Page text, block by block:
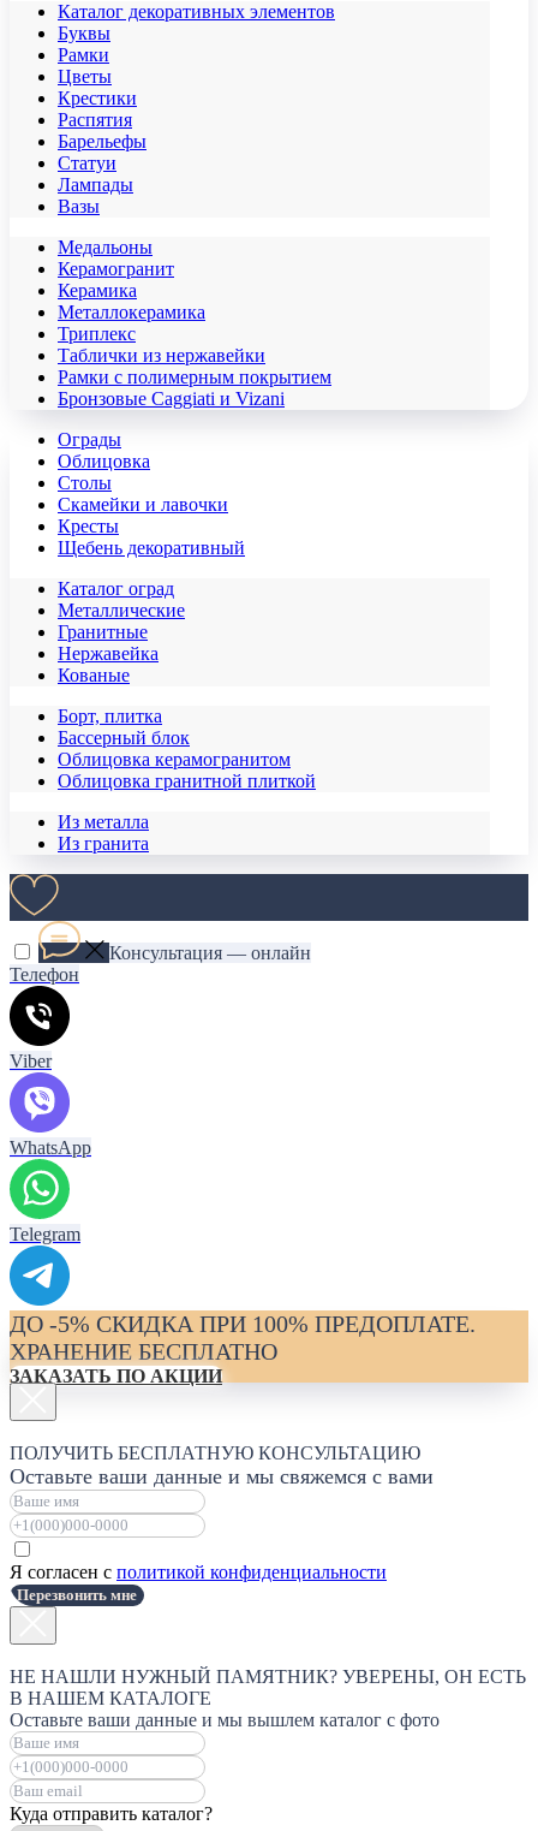
Каталог декоративных элементов
Буквы
Рамки
Цветы
Крестики
Распятия
Барельефы
Статуи
Лампады
Вазы
Медальоны
Керамогранит
Керамика
Металлокерамика
Триплекс
Таблички из нержавейки
Рамки с полимерным покрытием
Бронзовые Caggiati и Vizani
Ограды
Облицовка
Столы
Скамейки и лавочки
Кресты
Щебень декоративный
Каталог оград
Металлические
Гранитные
Нержавейка
Кованые
Борт, плитка
Бассерный блок
Облицовка керамогранитом
Облицовка гранитной плиткой
Из металла
Из гранита
Консультация — онлайн
Телефон
Viber
WhatsApp
Telegram
ДО -5% СКИДКА ПРИ 100% ПРЕДОПЛАТЕ.
ХРАНЕНИЕ БЕСПЛАТНО
ЗАКАЗАТЬ ПО АКЦИИ
ПОЛУЧИТЬ БЕСПЛАТНУЮ КОНСУЛЬТАЦИЮ
Оставьте ваши данные и мы свяжемся с вами
Я согласен с политикой конфиденциальности
Перезвонить мне
НЕ НАШЛИ НУЖНЫЙ ПАМЯТНИК? УВЕРЕНЫ, ОН ЕСТЬ
В НАШЕМ КАТАЛОГЕ
Оставьте ваши данные и мы вышлем каталог с фото
Куда отправить каталог?